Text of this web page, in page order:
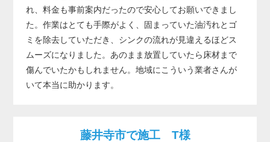
れ、料金も事前案内だったので安心してお願いできまし
た。作業はとても手際がよく、固まっていた油汚れとゴ
ミを除去していただき、シンクの流れが見違えるほどス
ムーズになりました。あのまま放置していたら床材まで
傷んでいたかもしれません。地域にこういう業者さんが
いて本当に助かります。
藤井寺市で施工 T様